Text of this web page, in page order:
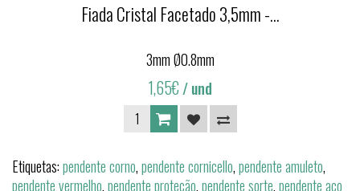
Fiada Cristal Facetado 3,5mm -...
3mm Ø0.8mm
1,65€/ und
Etiquetas:pendente corno,pendente cornicello,pendente amuleto,
pendente vermelho,pendente proteção,pendente sorte,pendente aço